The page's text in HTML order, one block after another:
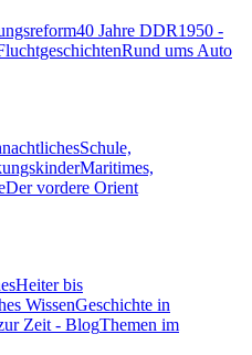
40 Jahre DDR1950 -
Rund ums Auto
Schule,
Maritimes,
Der vordere Orient
Heiter bis
WissenGeschichte in
Zeit - BlogThemen im